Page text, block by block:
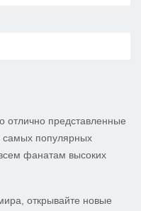
отлично представленные
самых популярных
фанатам высоких
открывайте новые